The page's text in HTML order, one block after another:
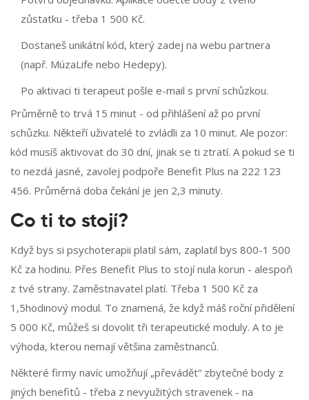
zůstatku - třeba 1 500 Kč.
Dostaneš unikátní kód, který zadej na webu partnera
(např. MúzaLife nebo Hedepy).
Po aktivaci ti terapeut pošle e-mail s první schůzkou.
Průměrně to trvá 15 minut - od přihlášení až po první
schůzku. Někteří uživatelé to zvládli za 10 minut. Ale pozor:
kód musíš aktivovat do 30 dní, jinak se ti ztratí. A pokud se ti
to nezdá jasné, zavolej podpoře Benefit Plus na 222 123
456. Průměrná doba čekání je jen 2,3 minuty.
Co ti to stojí?
Když bys si psychoterapii platil sám, zaplatil bys 800-1 500
Kč za hodinu. Přes Benefit Plus to stojí nula korun - alespoň
z tvé strany. Zaměstnavatel platí. Třeba 1 500 Kč za
1,5hodinový modul. To znamená, že když máš roční přidělení
5 000 Kč, můžeš si dovolit tři terapeutické moduly. A to je
výhoda, kterou nemají většina zaměstnanců.
Některé firmy navíc umožňují „převádět“ zbytečné body z
jiných benefitů - třeba z nevyužitých stravenek - na